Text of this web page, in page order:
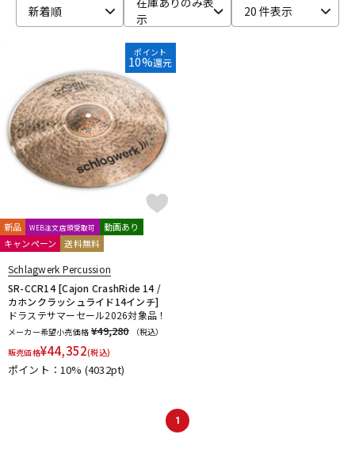
ベース ウクレレ
ドラム
キーボード
管楽器
アンプ
DJ機器
DTM オンライン納品
新着順
示
20 件表示
ポイント
10%還元
新品 WEB注文店頭受取可
動画あり
キャンペーン
送料無料
Schlagwerk Percussion
SR-CCR14 [Cajon CrashRide 14 /
カホンクラッシュライド14インチ]
ドラステサマーセール2026対象品！
メーカー希望小売価格 ¥49,280
（税込）
販売価格¥44,352(税込)
ポイント：10% (4032pt)
1